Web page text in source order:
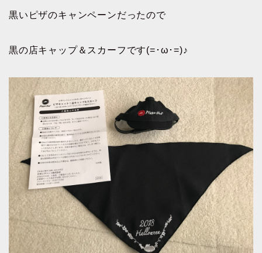
黒いピザのキャンペーンだったので
黒の店キャップ＆スカーフです(=･ω･=)♪